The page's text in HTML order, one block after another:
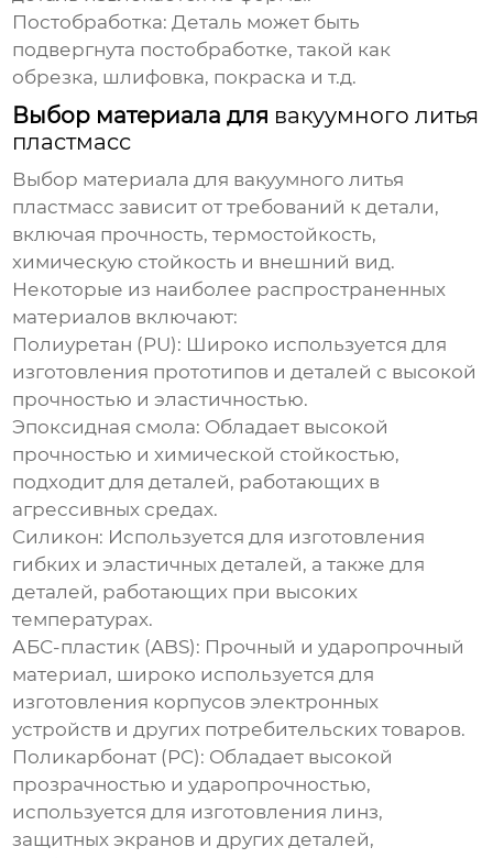
Постобработка: Деталь может быть
подвергнута постобработке, такой как
обрезка, шлифовка, покраска и т.д.
Выбор материала для вакуумного литья
пластмасс
Выбор материала для вакуумного литья
пластмасс зависит от требований к детали,
включая прочность, термостойкость,
химическую стойкость и внешний вид.
Некоторые из наиболее распространенных
материалов включают:
Полиуретан (PU): Широко используется для
изготовления прототипов и деталей с высокой
прочностью и эластичностью.
Эпоксидная смола: Обладает высокой
прочностью и химической стойкостью,
подходит для деталей, работающих в
агрессивных средах.
Силикон: Используется для изготовления
гибких и эластичных деталей, а также для
деталей, работающих при высоких
температурах.
АБС-пластик (ABS): Прочный и ударопрочный
материал, широко используется для
изготовления корпусов электронных
устройств и других потребительских товаров.
Поликарбонат (PC): Обладает высокой
прозрачностью и ударопрочностью,
используется для изготовления линз,
защитных экранов и других деталей,